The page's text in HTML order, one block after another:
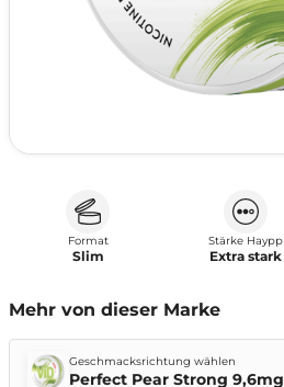
Format
Slim
Stärke Haypp
Extra stark
Mehr von dieser Marke
Geschmacksrichtung wählen
Perfect Pear Strong 9,6mg